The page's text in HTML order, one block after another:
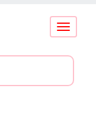
Conmutar